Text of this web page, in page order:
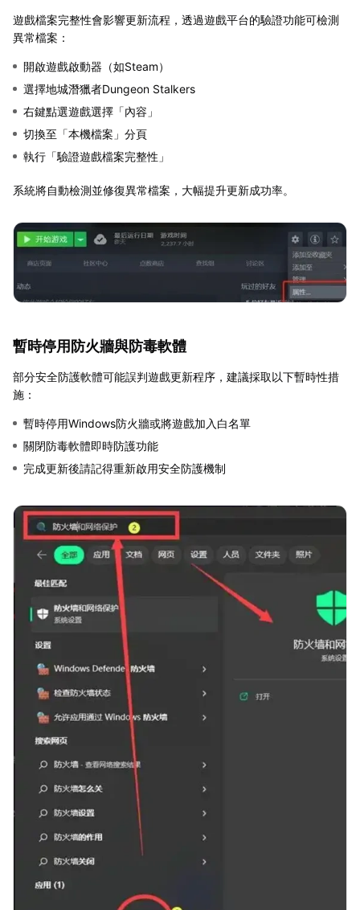
遊戲檔案完整性會影響更新流程，透過遊戲平台的驗證功能可檢測
異常檔案：
開啟遊戲啟動器（如Steam）
選擇地城潛獵者Dungeon Stalkers
右鍵點選遊戲選擇「內容」
切換至「本機檔案」分頁
執行「驗證遊戲檔案完整性」
系統將自動檢測並修復異常檔案，大幅提升更新成功率。
暫時停用防火牆與防毒軟體
部分安全防護軟體可能誤判遊戲更新程序，建議採取以下暫時性措
施：
暫時停用Windows防火牆或將遊戲加入白名單
關閉防毒軟體即時防護功能
完成更新後請記得重新啟用安全防護機制